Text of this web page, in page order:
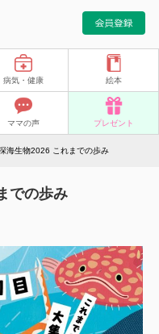
病気・健康 絵本
ママの声 プレゼント
海生物2026 これまでの歩み
での歩み